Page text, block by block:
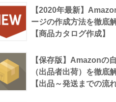
【2020年最新】
ージの作成方法を徹底
【商品カタログ作成】
【保存版】Amazonの
（出品者出荷）を徹底
【出品～発送までの流れ